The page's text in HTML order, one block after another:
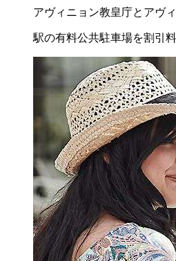
アヴィニョン教皇庁とアヴ
駅の有料公共駐車場を割引